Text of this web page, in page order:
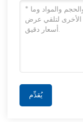
يُقدِّم